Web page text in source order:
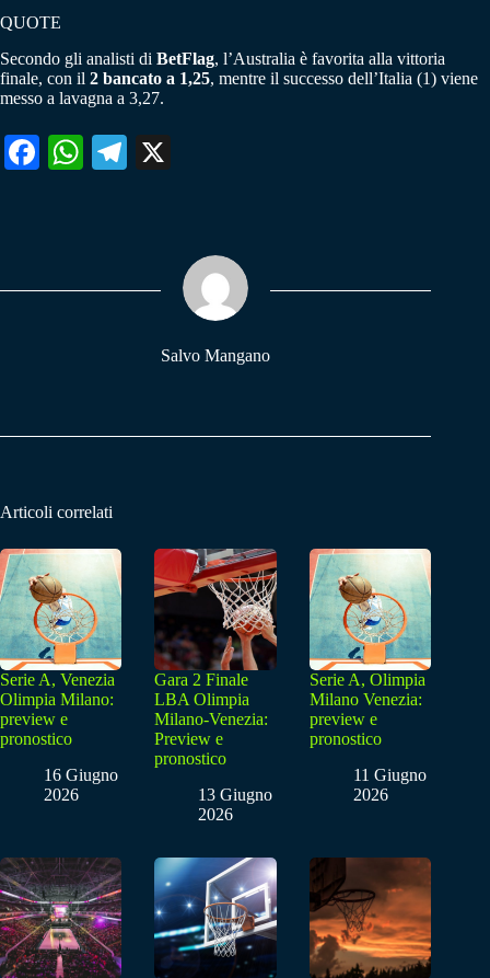
QUOTE
Secondo gli analisti di BetFlag, l’Australia è favorita alla vittoria
finale, con il 2 bancato a 1,25, mentre il successo dell’Italia (1) viene
messo a lavagna a 3,27.
Fa W
pp
Te
m
Salvo Mangano
Articoli correlati
Serie A, Venezia
Olimpia Milano:
preview e
pronostico
16 Giugno
2026
Gara 2 Finale
LBA Olimpia
Milano-Venezia:
Preview e
pronostico
13 Giugno
2026
Serie A, Olimpia
Milano Venezia:
preview e
pronostico
11 Giugno
2026